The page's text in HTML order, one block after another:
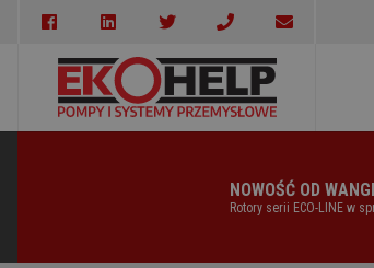
NOWOŚĆ OD WANGEN - JUŻ DOSTĘPNA!
Rotory serii ECO-LINE w sprzedaży!